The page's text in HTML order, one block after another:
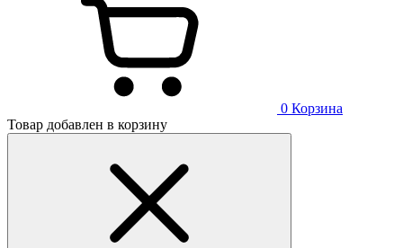
0 Корзина
Товар добавлен в корзину